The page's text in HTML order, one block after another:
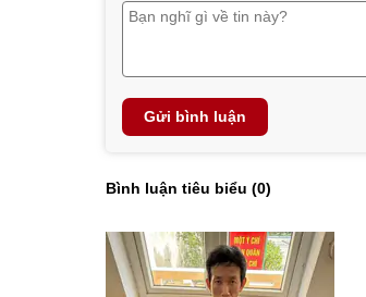
Gửi bình luận
Bình luận tiêu biểu (0)